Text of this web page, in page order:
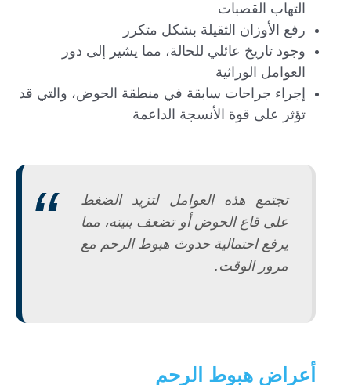
التهاب القصبات
رفع الأوزان الثقيلة بشكل متكرر
وجود تاريخ عائلي للحالة، مما يشير إلى دور
العوامل الوراثية
إجراء جراحات سابقة في منطقة الحوض، والتي قد
تؤثر على قوة الأنسجة الداعمة
تجتمع هذه العوامل لتزيد الضغط
على قاع الحوض أو تضعف بنيته، مما
يرفع احتمالية حدوث هبوط الرحم مع
مرور الوقت.
أعراض هبوط الرحم